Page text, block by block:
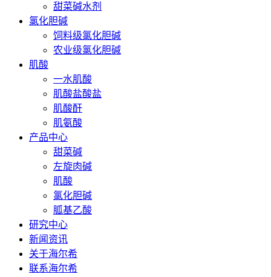
甜菜碱水剂
氯化胆碱
饲料级氯化胆碱
农业级氯化胆碱
肌酸
一水肌酸
肌酸盐酸盐
肌酸酐
肌氨酸
产品中心
甜菜碱
左旋肉碱
肌酸
氯化胆碱
胍基乙酸
研究中心
新闻资讯
关于海尔希
联系海尔希